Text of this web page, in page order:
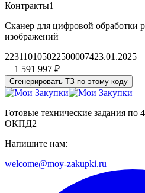
Контракты1
Сканер для цифровой обработки
изображений
223110105022500007423.01.2025
—1 591 997 ₽
Сгенерировать ТЗ по этому коду
Готовые технические задания
ОКПД2
Напишите нам:
welcome@moy-zakupki.ru